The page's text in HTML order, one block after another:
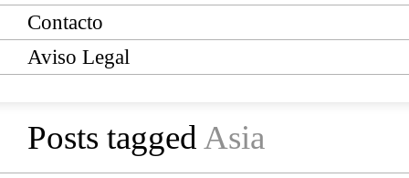
Contacto
Aviso Legal
Posts tagged Asia